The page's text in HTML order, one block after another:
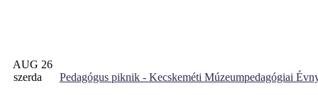
AUG 26
szerda
Pedagógus piknik - Kecskeméti Múzeumpedagógiai